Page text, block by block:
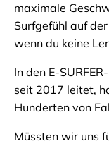
maximale
Surfgefühl auf
wenn du keine
In den E-
seit 2017 leitet,
Hunderten von
Müssten wir uns